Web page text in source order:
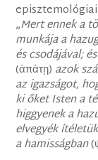
„Mert ennek a
munkája a
és csodájával;
(ἀπάτῃ) azok
az igazságot,
ki őket Isten a
higgyenek a
elvegyék
a hamisságban